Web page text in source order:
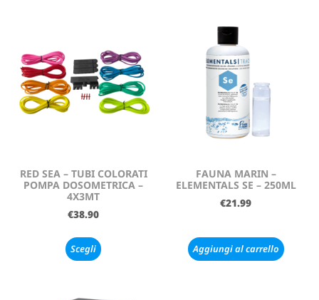
RED SEA – TUBI COLORATI
POMPA DOSOMETRICA –
4X3MT
€38.90
Scegli
FAUNA MARIN –
ELEMENTALS SE – 250ML
€21.99
Aggiungi al carrello